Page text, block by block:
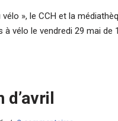
», le CCH et la
vélo le vendredi 29 mai de
d’avril